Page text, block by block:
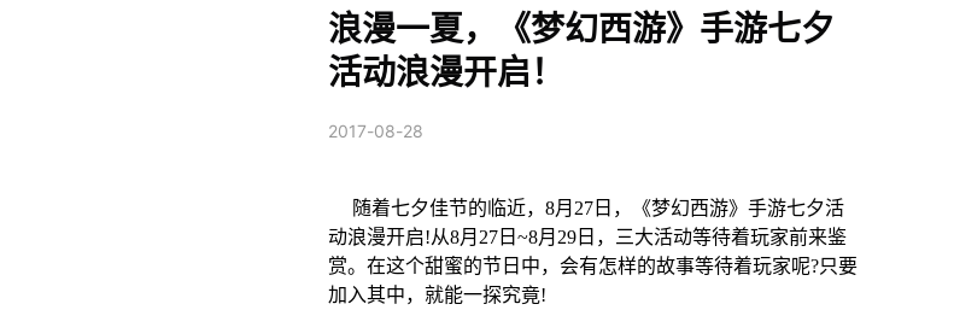
浪漫一夏，《梦幻西游》手游七夕
活动浪漫开启！
2017-08-28
随着七夕佳节的临近，8月27日，《梦幻西游》手游七夕活
动浪漫开启!从8月27日~8月29日，三大活动等待着玩家前来鉴
赏。在这个甜蜜的节日中，会有怎样的故事等待着玩家呢?只要
加入其中，就能一探究竟!